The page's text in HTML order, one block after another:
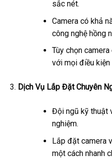
sắc nét.
Camera có khả
công nghệ hồng
Tùy chọn
với mọi điều
Dịch Vụ Lắp Đặt Chuyên
Đội ngũ kỹ thuật
nghiệm.
Lắp đặt camera
một cách nhanh